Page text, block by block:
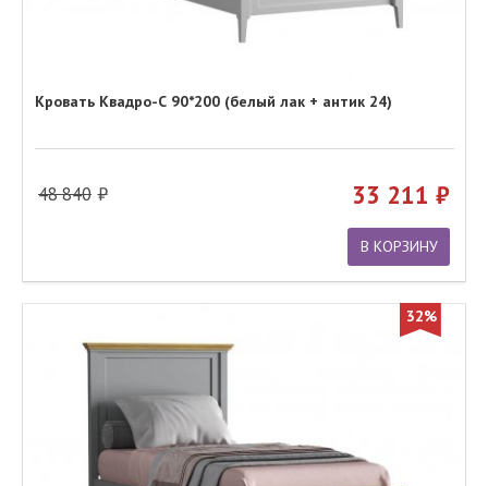
Кровать Квадро-С 90*200 (белый лак + антик 24)
48 840 33 211
В КОРЗИНУ
32%